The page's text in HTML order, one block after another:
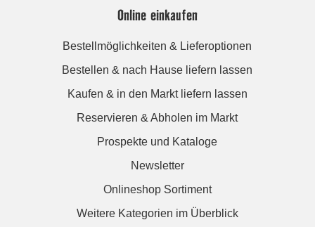
Online einkaufen
Bestellmöglichkeiten & Lieferoptionen
Bestellen & nach Hause liefern lassen
Kaufen & in den Markt liefern lassen
Reservieren & Abholen im Markt
Prospekte und Kataloge
Newsletter
Onlineshop Sortiment
Weitere Kategorien im Überblick